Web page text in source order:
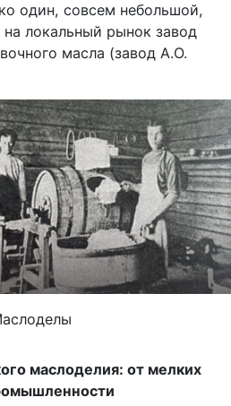
один, совсем небольшой,
на локальный рынок завод
масла (завод А.О.
маслоделия: от мелких